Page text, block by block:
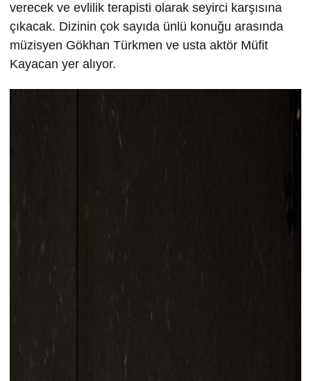
verecek ve evlilik terapisti olarak seyirci karşısına
çıkacak. Dizinin çok sayıda ünlü konuğu arasında
müzisyen Gökhan Türkmen ve usta aktör Müfit
Kayacan yer alıyor.